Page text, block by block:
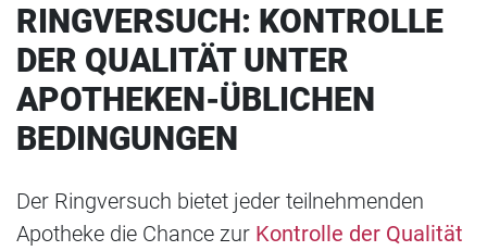
RINGVERSUCH: KONTROLLE
DER QUALITÄT UNTER
APOTHEKEN-ÜBLICHEN
BEDINGUNGEN
Der Ringversuch bietet jeder teilnehmenden
Apotheke die Chance zur Kontrolle der Qualität